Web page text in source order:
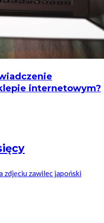
internetowym?